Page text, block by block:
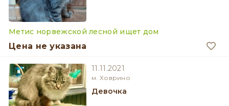
Метис норвежской лесной ищет дом
Цена не указана
11.11.2021
м. Ховрино
девочка